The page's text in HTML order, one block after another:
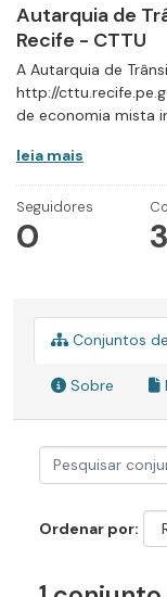
Autarquia de
Recife - CTTU
A Autarquia de
http://
de economia mista
leia mais
Seguidores
0
Conjuntos
Sobre
Ordenar por